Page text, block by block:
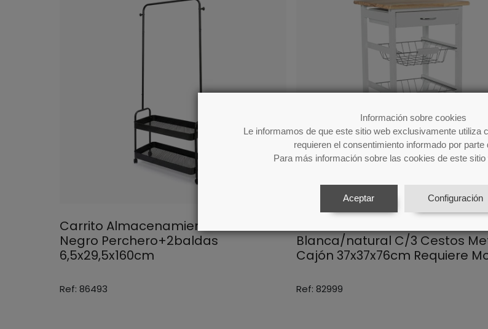
Información sobre cookies
Le informamos de que este sitio web exclusivamente utiliza
requieren el consentimiento informado por parte
Para más información sobre las cookies de este sitio
Aceptar Configuración
Carrito Almacenamiento Metal
Negro Perchero+2baldas
6,5x29,5x160cm
Ref: 86493
Blanca/natural C/3 Cestos
Cajón 37x37x76cm Requiere
Ref: 82999